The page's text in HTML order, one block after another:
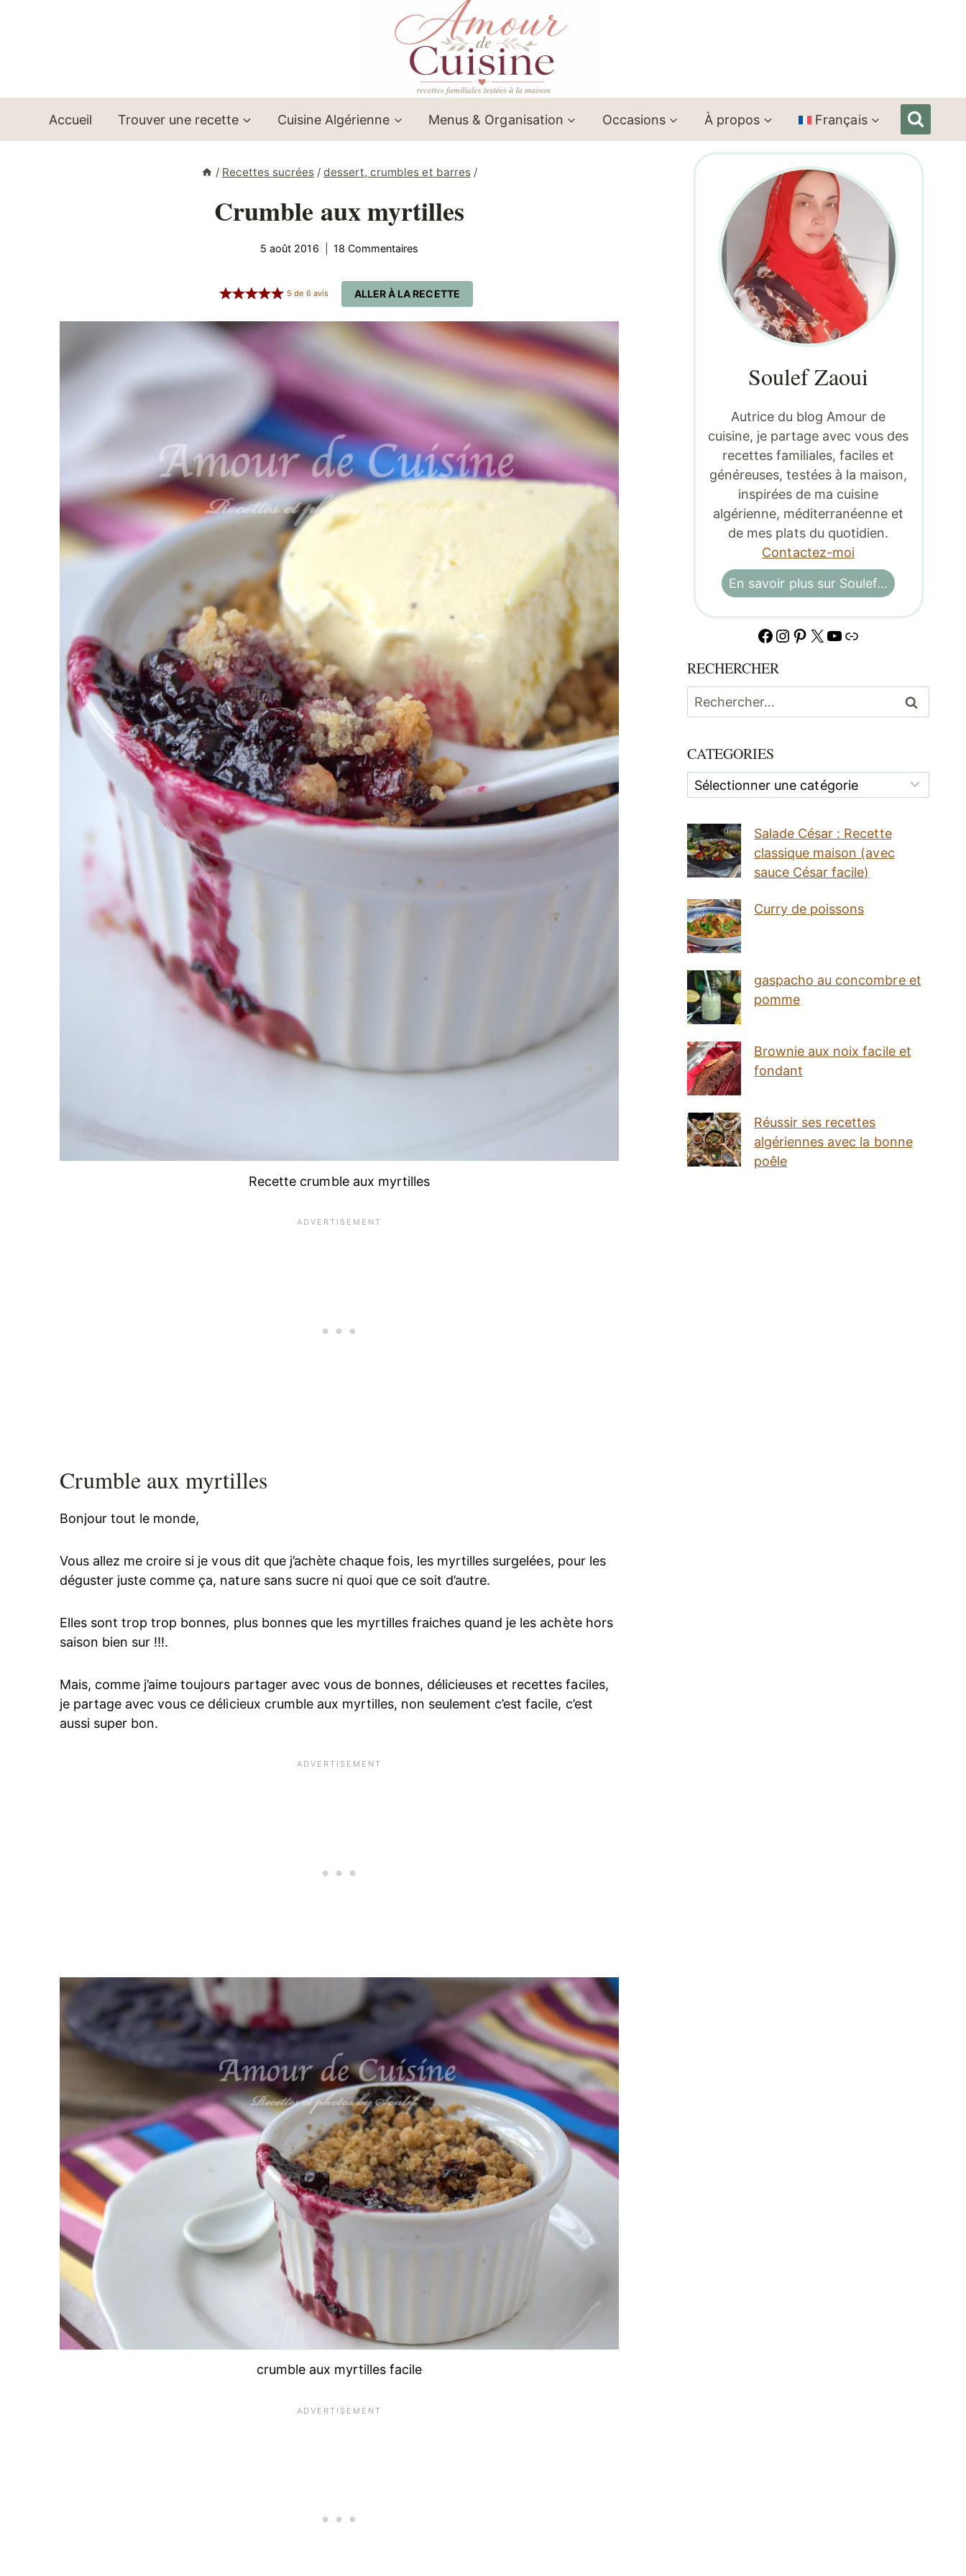
Accueil Trouver une recette Cuisine Algérienne Menus & Organisation Occasions À propos Français
/ Recettes sucrées / dessert, crumbles et barres /
Crumble aux myrtilles
5 août 2016 18 Commentaires
ALLER À LA RECETTE
5 de6 avis
Recette crumble aux myrtilles
Crumble aux myrtilles
Bonjour tout le monde,
Vous allez me croire si je vous dit que j’achète chaque fois, les myrtilles surgelées, pour les
déguster juste comme ça, nature sans sucre ni quoi que ce soit d’autre.
Elles sont trop trop bonnes, plus bonnes que les myrtilles fraiches quand je les achète hors
saison bien sur !!!.
Mais, comme j’aime toujours partager avec vous de bonnes, délicieuses et recettes faciles,
je partage avec vous ce délicieux crumble aux myrtilles, non seulement c’est facile, c’est
aussi super bon.
crumble aux myrtilles facile
Soulef Zaoui
Autrice du blog Amour de
cuisine, je partage avec vous des
recettes familiales, faciles et
généreuses, testées à la maison,
inspirées de ma cuisine
algérienne, méditerranéenne et
de mes plats du quotidien.
Contactez-moi
En savoir plus sur Soulef…
Facebook
Instagram
Pinterest
X YouTube
Lien
RECHERCHER
Rechercher :
CATEGORIES
Categories
Salade César : Recette
classique maison (avec
sauce César facile)
Curry de poissons
gaspacho au concombre et
pomme
Brownie aux noix facile et
fondant
Réussir ses recettes
algériennes avec la bonne
poêle